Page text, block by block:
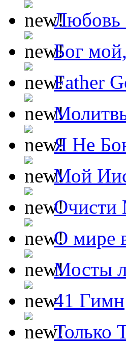
Любовь
Бог
Father
Я Не
Мой
Очисти
О мире
Мосты
41 Гимн
Только